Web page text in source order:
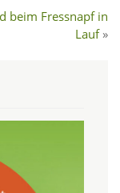
beim Fressnapf in
Lauf